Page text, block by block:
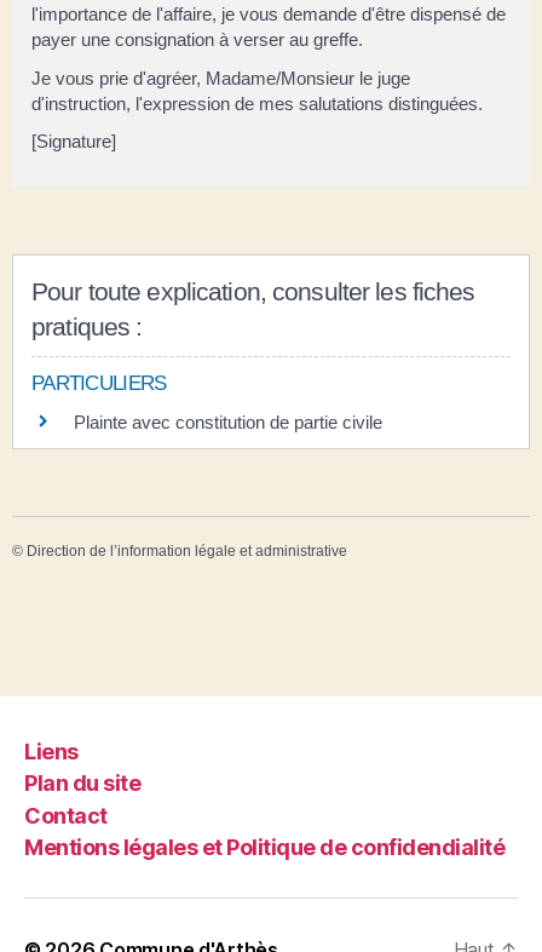
l'importance de l'affaire, je vous demande d'être dispensé de
payer une consignation à verser au greffe.
Je vous prie d'agréer, Madame/Monsieur le juge
d'instruction, l'expression de mes salutations distinguées.
[Signature]
Pour toute explication, consulter les fiches
pratiques :
PARTICULIERS
Plainte avec constitution de partie civile
© Direction de l’information légale et administrative
Liens
Plan du site
Contact
Mentions légales et Politique de confidendialité